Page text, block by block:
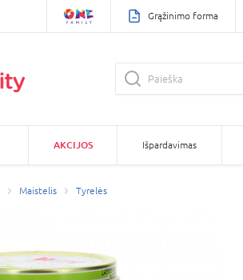
Grąžinimo forma
AKCIJOS Išpardavimas
Maistelis Tyrelės